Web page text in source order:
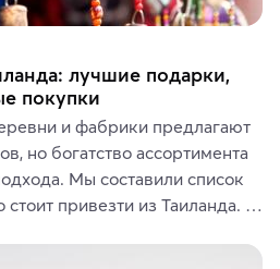
лучшие подарки,
покупки
и фабрики предлагают
но богатство ассортимента
Мы составили список
стоит привезти из Таиланда.
предметы интерьера